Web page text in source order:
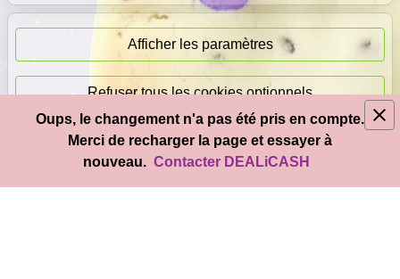
Afficher les paramètres
Refuser tous les cookies optionnels
Accepter tous les cookies
Paiement
immédiat
© 2026 DEALiCASH- Tous droits réservés
Oups, le changement n'a pas été pris en compte.
Merci de recharger la page et essayer à
nouveau. Contacter DEALiCASH